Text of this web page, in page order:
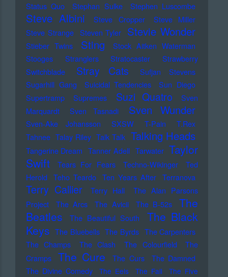
Status Quo
Stephan Sulke Stephen Luscombe
Steve Albini Steve Cropper
Steve Miller
Steve Strange Steven Tyler Stevie Wonder
Stieber Twins Sting
Stock Aitken Waterman
Stooges
Stranglers Stratocaster
Strawberry
Switchblade
Stray Cats
Sufjan Stevens
Sugarhill Gang
Suicidal Tendencies
Sun Diego
Supertramp
Supremes Suzi Quatro
Sven
Marquardt
Sven Tasnadi Sven Wunder
Sven-Ake Johansson SXSW T-Pain
T.Rex
Tahnee Talay Riley Talk Talk Talking Heads
Tangerine Dream Tanner Adell Tarwater Taylor
Swift
Tears For Fears Techno-Wikinger
Ted
Herold
Teho Teardo Ten Years After Terranova
Terry Callier Terry Hall
The Alan Parsons
Project
The Arcs The Avicii The B-52s
The
Beatles
The Beautiful South
The Black
Keys The Bluebells The Byrds The Carpenters
The Champs
The Clash The Colourfield
The
Cramps
The Cure The Curs
The Damned
The Divine Comedy
The Eels The Fall
The Five